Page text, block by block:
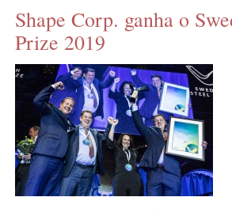
INS MAIN WEBSITE
ABOUT US
Shape Corp. ganha o
Prize 2019